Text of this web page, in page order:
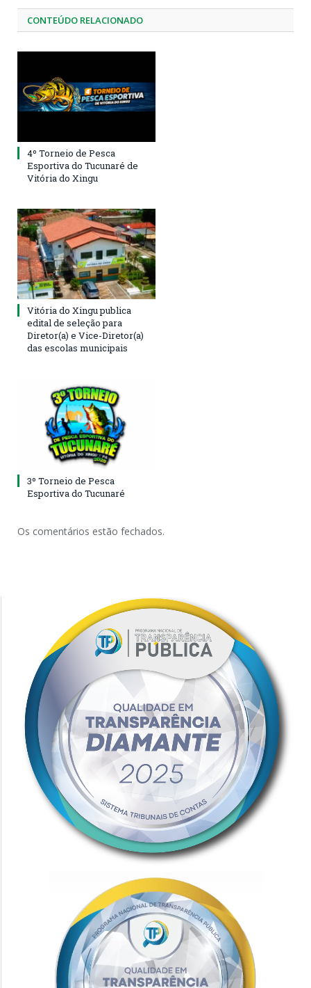
CONTEÚDO RELACIONADO
4º Torneio de Pesca
Esportiva do Tucunaré de
Vitória do Xingu
Vitória do Xingu publica
edital de seleção para
Diretor(a) e Vice-Diretor(a)
das escolas municipais
3º Torneio de Pesca
Esportiva do Tucunaré
Os comentários estão fechados.